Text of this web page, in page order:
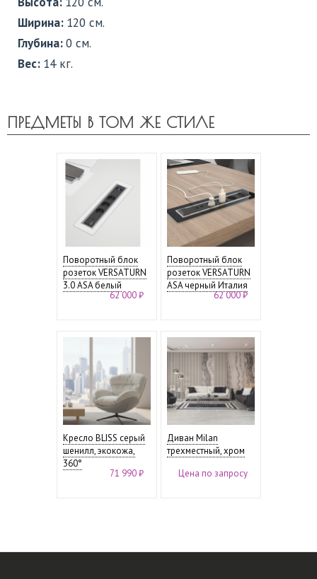
Ширина: 120 см.
Глубина:0 см.
Вес: 14 кг.
ПРЕДМЕТЫ В ТОМ ЖЕ СТИЛЕ
Поворотный блок
розеток VERSATURN
3.0 ASA белый
62 000 ₽
Поворотный блок
розеток VERSATURN
ASA черный Италия
62 000 ₽
Кресло BLISS серый
шенилл, экокожа,
360°
71 990 ₽
Диван Milan
трехместный, хром
Цена по запросу